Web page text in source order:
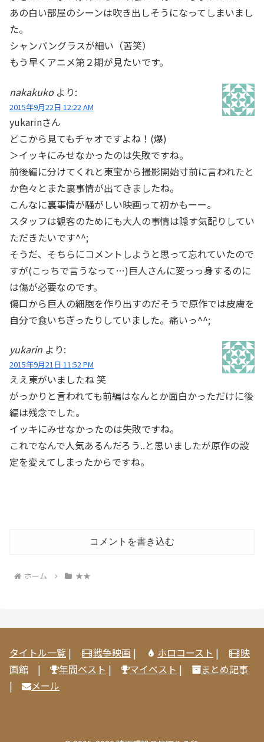
あの白い部屋のシーンは吹き出しそうになってしまいまし
た。
シャンパングラスが細い（苦笑）
もう早くアニメ第２期が見たいです。
nakakuko より:
2015年9月22日 12:22 AM
yukarinさん
どこから見てもチャオですよね！(爆)
＞イッキにみせなかったのは失敗ですね。
前後編に分けてくれと東宝から撮影開始寸前に言われたと
か色々とまた裏事情が出てきましたね。
こんなに裏事情が騒がしい映画って初かもーー。
スタッフは観客のためにも大人の事情は隠す気配りしてい
ただきたいです^^;
そうだ、そちらにコメントしようと思って忘れていたので
すが(こっちで言うなって…)巨人さんに変っっ身するのに
は傷が必要なのです。
傷口から巨人の細胞を作り出すのだそうで原作では皮膚を
自分で食いちぎったりしていました。痛いっ^^;
yukarin より:
2015年9月21日 11:52 PM
ええ東がいましたね 笑
がっかりと言われても前編はなんとか面白かっただけに後
編は残念でした。
イッキにみせなかったのは失敗ですね。
これでなんで人気あるんだろう..と思いましたが原作の設
定を変えてしまったからですね。
コメントを書き込む
ホーム ★★
タイトル一覧 | 戦争映画 | ホロコースト |
映
画館 | 年間ベスト | マイベスト |
まとめ記事
|
メール